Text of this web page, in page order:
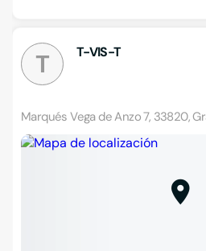
T T-VIS-T
Marqués Vega de Anzo 7, 33820,